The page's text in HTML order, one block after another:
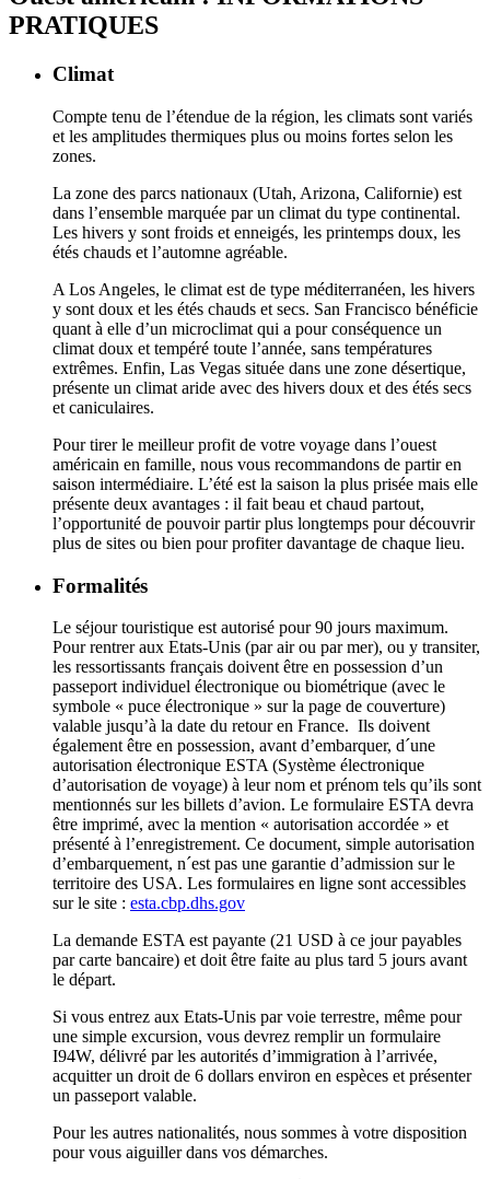
PRATIQUES
Climat
Compte tenu de l’étendue de la région, les climats sont variés
et les amplitudes thermiques plus ou moins fortes selon les
zones.
La zone des parcs nationaux (Utah, Arizona, Californie) est
dans l’ensemble marquée par un climat du type continental.
Les hivers y sont froids et enneigés, les printemps doux, les
étés chauds et l’automne agréable.
A Los Angeles, le climat est de type méditerranéen, les hivers
y sont doux et les étés chauds et secs. San Francisco bénéficie
quant à elle d’un microclimat qui a pour conséquence un
climat doux et tempéré toute l’année, sans températures
extrêmes. Enfin, Las Vegas située dans une zone désertique,
présente un climat aride avec des hivers doux et des étés secs
et caniculaires.
Pour tirer le meilleur profit de votre voyage dans l’ouest
américain en famille, nous vous recommandons de partir en
saison intermédiaire. L’été est la saison la plus prisée mais elle
présente deux avantages : il fait beau et chaud partout,
l’opportunité de pouvoir partir plus longtemps pour découvrir
plus de sites ou bien pour profiter davantage de chaque lieu.
Formalités
Le séjour touristique est autorisé pour 90 jours maximum.
Pour rentrer aux Etats-Unis (par air ou par mer), ou y transiter,
les ressortissants français doivent être en possession d’un
passeport individuel électronique ou biométrique (avec le
symbole « puce électronique » sur la page de couverture)
valable jusqu’à la date du retour en France. Ils doivent
également être en possession, avant d’embarquer, d´une
autorisation électronique ESTA (Système électronique
d’autorisation de voyage) à leur nom et prénom tels qu’ils sont
mentionnés sur les billets d’avion. Le formulaire ESTA devra
être imprimé, avec la mention « autorisation accordée » et
présenté à l’enregistrement. Ce document, simple autorisation
d’embarquement, n´est pas une garantie d’admission sur le
territoire des USA. Les formulaires en ligne sont accessibles
sur le site : esta.cbp.dhs.gov
La demande ESTA est payante (21 USD à ce jour payables
par carte bancaire) et doit être faite au plus tard 5 jours avant
le départ.
Si vous entrez aux Etats-Unis par voie terrestre, même pour
une simple excursion, vous devrez remplir un formulaire
I94W, délivré par les autorités d’immigration à l’arrivée,
acquitter un droit de 6 dollars environ en espèces et présenter
un passeport valable.
Pour les autres nationalités, nous sommes à votre disposition
pour vous aiguiller dans vos démarches.